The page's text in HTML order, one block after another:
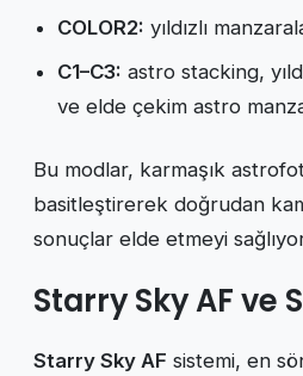
COLOR2: yıldızlı
C1–C3: astro stacking,
ve elde çekim astro
Bu modlar, karmaşık
basitleştirerek doğrudan
sonuçlar elde etmeyi
Starry Sky AF ve
Starry Sky AF sistemi, en